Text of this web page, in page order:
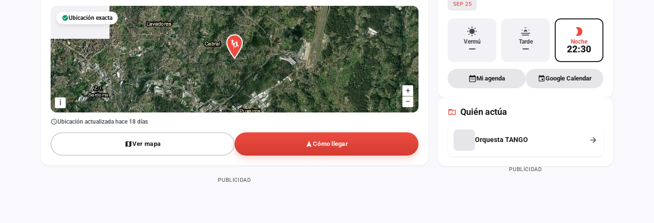
+
–
i
Ubicación exacta
Ubicación actualizada hace 18 días
Ver mapa Cómo llegar
PUBLICIDAD
SEP 25
Vermú
—
Tarde
—
Noche
22:30
Mi agenda Google Calendar
Quién actúa
Orquesta TANGO
PUBLICIDAD
Iniciar sesión
Crear cuenta
Administración